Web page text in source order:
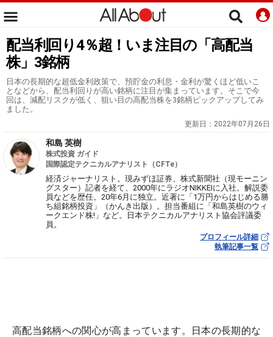
配当利回り4％超！いま注目の「高配当
株」3銘柄
日本の長期的な超低金利政策で、預貯金の利息・金利が驚くほど低いこ
となどから、配当利回りが高い銘柄に注目が集まっています。そこで今
回は、減配リスクが低く、狙い目の高配当株を3銘柄ピックアップしてみ
ました。
更新日： 2022年07月26日
和島 英樹
株式投資 ガイド
国際認定テクニカルアナリスト（CFTe）
経済ジャーナリスト。現みずほ証券、株式新聞社（現モーニン
グスター）記者を経て、2000年にラジオNIKKEIに入社。解説委
員などを歴任。20年6月に独立。近著に「1万円からはじめる勝
ち組銘柄投資」（かんき出版）。担当番組に「和島英樹のウィ
ークエンド株!」など。日本テクニカルアナリスト協会評議委
員。
プロフィール詳細
執筆記事一覧
高配当銘柄への関心が高まっています。日本の長期的な